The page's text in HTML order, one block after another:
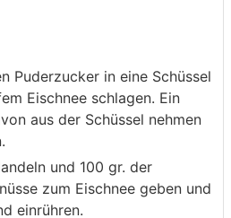
Puderzucker in eine Schüssel
Eischnee schlagen. Ein
aus der Schüssel nehmen
und 100 gr. der
zum Eischnee geben und
einrühren.